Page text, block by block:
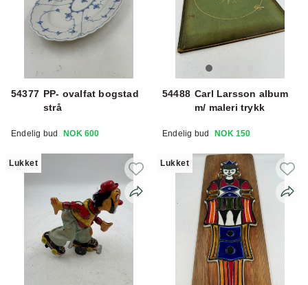
54377 PP- ovalfat bogstad
strå
Endelig bud NOK 600
54488 Carl Larsson album
m/ maleri trykk
Endelig bud NOK 150
Lukket Lukket